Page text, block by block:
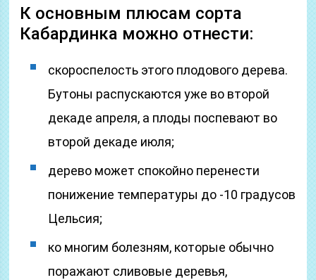
К основным плюсам сорта
Кабардинка можно отнести:
скороспелость этого плодового дерева.
Бутоны распускаются уже во второй
декаде апреля, а плоды поспевают во
второй декаде июля;
дерево может спокойно перенести
понижение температуры до -10 градусов
Цельсия;
ко многим болезням, которые обычно
поражают сливовые деревья,